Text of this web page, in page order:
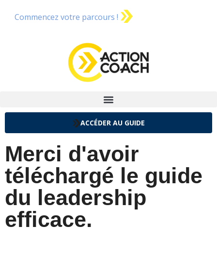
Commencez votre parcours !
ACCÉDER AU GUIDE
Merci d'avoir
téléchargé le guide
du leadership
efficace.